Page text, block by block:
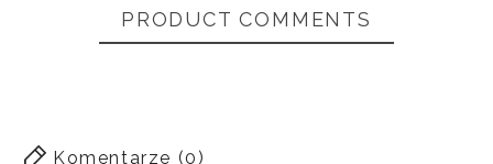
PRODUCT COMMENTS
Komentarze (0)